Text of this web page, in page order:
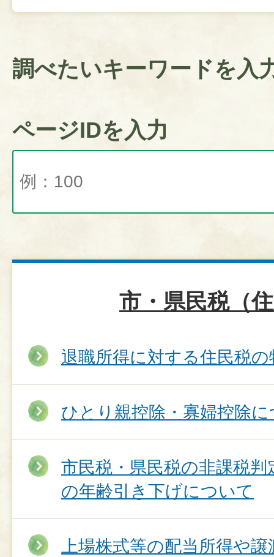
調べたいキーワードを入
ページIDを入力
市・県民税（
退職所得に対する住民税の
ひとり親控除・寡婦控除
市民税・県民税の非課税
の年齢引き下げについて
上場株式等の配当所得や